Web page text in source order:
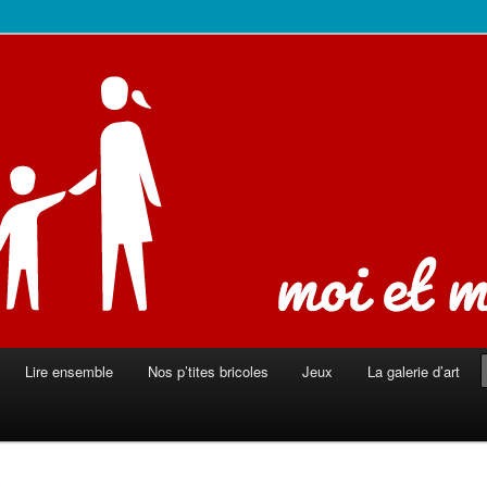
Lire ensemble Nos p’tites bricoles Jeux La galerie d’art